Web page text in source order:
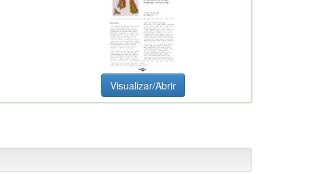
Visualizar/Abrir